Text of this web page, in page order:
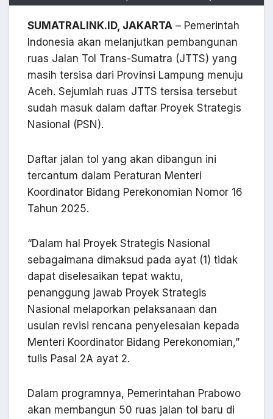
SUMATRALINK.ID, JAKARTA – Pemerintah
Indonesia akan melanjutkan pembangunan
ruas Jalan Tol Trans-Sumatra (JTTS) yang
masih tersisa dari Provinsi Lampung menuju
Aceh. Sejumlah ruas JTTS tersisa tersebut
sudah masuk dalam daftar Proyek Strategis
Nasional (PSN).
Daftar jalan tol yang akan dibangun ini
tercantum dalam Peraturan Menteri
Koordinator Bidang Perekonomian Nomor 16
Tahun 2025.
“Dalam hal Proyek Strategis Nasional
sebagaimana dimaksud pada ayat (1) tidak
dapat diselesaikan tepat waktu,
penanggung jawab Proyek Strategis
Nasional melaporkan pelaksanaan dan
usulan revisi rencana penyelesaian kepada
Menteri Koordinator Bidang Perekonomian,”
tulis Pasal 2A ayat 2.
Dalam programnya, Pemerintahan Prabowo
akan membangun 50 ruas jalan tol baru di